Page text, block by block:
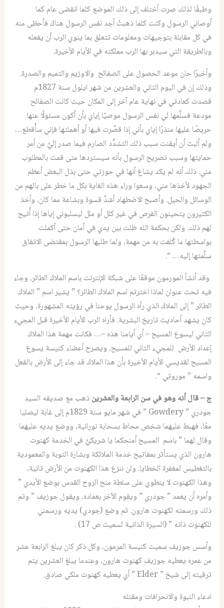
وطبقًا لذلك صرت أختلف إلى ذلك الموضع كلما انقضى عام كما
أوصاني الرسول وكنت كلما ذهبتُ أجد نفس الرسول هناك فأحظى منه
في كل مقابلة بتوجيهات ومعلومات تتعلق بما ينوي الرب أن يفعله
وبالطريقة التي سيدبر بها الرب مملكته في الأيام الأخيرة.
وأخيرًا حان موعد الحصول على الصفائح والاوزيم والتميم والصدرة.
وذلك إن في اليوم الثاني والعشرين من شهر ايلول سنة 1827م
قصدت كعادتي في نهاية عام آخر إلى المكان حيث كانت الصفائح
مودعة فسلَّمها لي نفس الرسول موصيًا إياي بأن أكون مسئولًا عنها
حريصًا عليها منذرًا إياي بأني إذا قصَّرت فيها أو أهملتها فإني سأُقطع…
ولم ألبث أن أيقنت سبب ذلك التشدُّد الصارم فيما صدر إليَّ من أمر
حمايتها وسبب تصريح الرسول بأنه سيستردها متى قمت بالمطلوب
مني. ذلك أنه لم يكد يشاع أنها في حوزتي حتى بذل البعض أعظم
الجهود لأخذها مني، وسعوا وراء هذه الغاية بكل ما خطر على بالهم من
الوسائل والحيل. وأصبح الاضطهاد أشدَّ قسوة وبشاعة مما كان، وأخذ
الكثيرون يتحينون الفرص في غير كلل أو ملل ليسلبوني إياها إذا أُتيح
لهم ذلك. ولكن بحكمة الله ظلت بين يدي في أمان حتى أكملت
بواسطتها ما كُلفت به من مهمة، ولما طلبها الرسول بمقتضى الاتفاق
سلَّمتها إليه… “.
وقد أنشأ المورمون موقعًا على شبكة الإنترنت باسم الملاك الطائر، وجاء
فيه تحت عنوان لماذا اخترتم اسم الملاك الطائر؟ ” يشير اسم ” الملاك
الطائر ” إلى الملاك الذي رآه الرسول يوحنا في رؤيته المشهورة، وحيث
كان يشهد أحاديث تاريخ البشرية. فأراه الرب الأيام الأخيرة قبل المجيء
الثاني ليسوع المسيح – أي أيامنا هذه –… فكانت مهمة هذا الملاك
إعداد الأرض للمجيء الثاني للمسيح، ويصرح أعضاء كنيسة يسوع
المسيح لقديسي الأيام الأخيرة بأن هذا الملاك قد جاء إلى الأرض بالفعل
واسمه ” موروتي “.
ج – قال أنه وهو في سن الرابعة والعشرينذهب مع صديقه السيد
جودري ” Gowdery ” في شهر مايو سنة 1829م إلى غابة ليصليا
معًا، فهبط عليهما شخص محاط بسحابة نورانية، ووضع يديه عليهما
وقال لهما ” باسم المسيح أمنحكما يا شريكيَّ في الخدمة كهنوت
هارون الذي يستأثر بمفاتيح خدمة الملائكة وبشارة التوبة والمعمودية
بالتغطيس لمغفرة الخطايا. ولن ننزع هذا الكهنوت من الأرض ثانية،
وهذا الكهنوت لا ينطوي على سلطة منح الروح القدس بوضع الأيدي ”
وأمره أن يعمد ” جودري ” ويقوم الآخر بعماده، ويقول جوزيف ” وتم
ذلك ورسمته لكهنوت هارون. ثم وضع (جودي) يديه ورسمني
للكهنوت ذاته ” (السيرة الذاتية لسميث ص 17) .
وأسس جوزيف سميث كنيسة المرمون، وكل ذكر كان يبلغ الرابعة عشر
من عمره يعطيه جوزيف كهنوت هارون، وعندما يبلغ العشرين يتم
ترقيته إلى شيخ ” Elder ” أي يعطيه كهنوت ملكي صادق.
ادعاء النبوة والانحرافات ومقتله